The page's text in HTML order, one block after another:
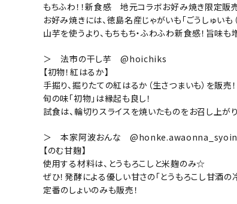
もちふわ！！新食感 地元コラボお好み焼き限定販
お好み焼きには、徳島名産じゃがいも「ごうしゅいも
山芋を使うより、もちもち・ふわふわ新食感！旨味も
＞ 法市の干し芋 @hoichiks
【初物！紅はるか】
手掘り、掘りたての紅はるか（生さつまいも）を販売！
旬の味「初物」は縁起も良し！
試食は、輪切りスライスを焼いたものをお召し上が
＞ 本家阿波おんな
【のむ甘麹】
使用する材料は、とうもろこしと米麹のみ☆
ぜひ！発酵による優しい甘さの「とうもろこし甘酒の
定番のしょいのみも販売！